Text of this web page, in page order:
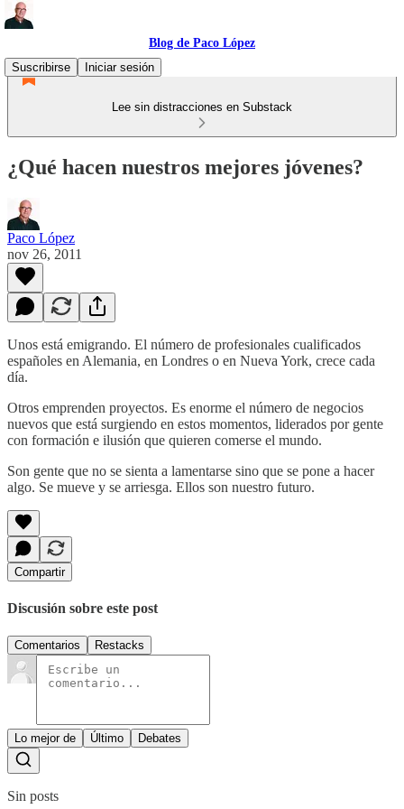
Blog de Paco López
Suscribirse
Iniciar sesión
Lee sin distracciones en Substack
¿Qué hacen nuestros mejores jóvenes?
Paco López
nov 26, 2011
Unos está emigrando. El número de profesionales cualificados
españoles en Alemania, en Londres o en Nueva York, crece cada
día.
Otros emprenden proyectos. Es enorme el número de negocios
nuevos que está surgiendo en estos momentos, liderados por gente
con formación e ilusión que quieren comerse el mundo.
Son gente que no se sienta a lamentarse sino que se pone a hacer
algo. Se mueve y se arriesga. Ellos son nuestro futuro.
Compartir
Discusión sobre este post
Comentarios Restacks
Lo mejor de Último Debates
Sin posts